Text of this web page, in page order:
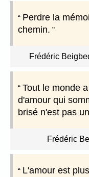
Perdre la
chemin.
Frédéric
Tout le monde
d'amour qui
brisé n'est pas
Frédéric
L'amour est